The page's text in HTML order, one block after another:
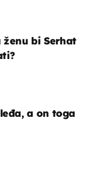
ženu bi Serhat
a on toga